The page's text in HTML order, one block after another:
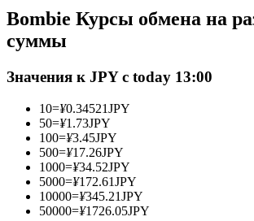
Присоединяйтесь к лучшим
Станьте копи-трейдером
Наслаждайтесь распределением
Bombie Курсы обмена на
суммы
Значения к JPY с today 13:00
10=¥0.34521JPY
50=¥1.73JPY
100=¥3.45JPY
500=¥17.26JPY
1000=¥34.52JPY
5000=¥172.61JPY
10000=¥345.21JPY
50000=¥1726.05JPY